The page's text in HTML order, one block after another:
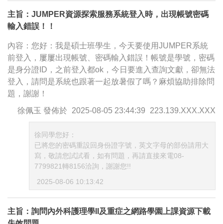
主旨：JUMPER資源探索服務系統登入時，出現帳號密碼
輸入錯誤！！
內容：您好：我是碩士班學生，今天要使用JUMPER系統
前登入，屢屢出現帳號、密碼輸入錯誤！帳號是學號，密碼
是身分證ID，之前登入都ok，今日要進入查詢文獻，卻無法
登入，請問是系統也跟著一起放暑假了嗎？麻煩協助排除問
題，謝謝！
徐佩玉 發佈於 2025-08-05 23:44:39 223.139.XXX.XXX
徐同學您好：
已將您的密碼重設回身份證字號，英文字母的部份請用大
寫，敬請您試試看，如有問題，再請直接來電08-
7799821轉8156洽詢，謝謝您!!
2025-08-06 10:13:42
主旨：詢問內外科護理學II及重症之網路學園上課資源下載